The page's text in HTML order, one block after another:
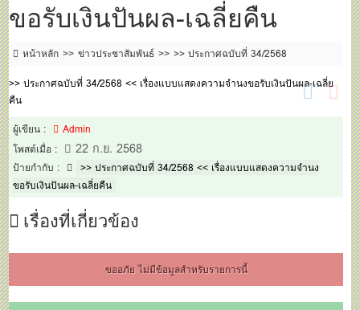
ขอรับเงินปันผล-เฉลี่ยคืน
หน้าหลัก ข่าวประชาสัมพันธ์
>> ประกาศฉบับที่ 34/2568
>> ประกาศฉบับที่ 34/2568 << เรื่องแบบแสดงความจำนงขอรับเงินปันผล-เฉลี่ย
คืน
ผู้เขียน :
Admin
โพสต์เมื่อ :
22 ก.ย. 2568
ป้ายกำกับ :
>> ประกาศฉบับที่ 34/2568 << เรื่องแบบแสดงความจำนง
ขอรับเงินปันผล-เฉลี่ยคืน
เรื่องที่เกี่ยวข้อง
ขออภัย ไม่มีข้อมูลสำหรับรายการนี้